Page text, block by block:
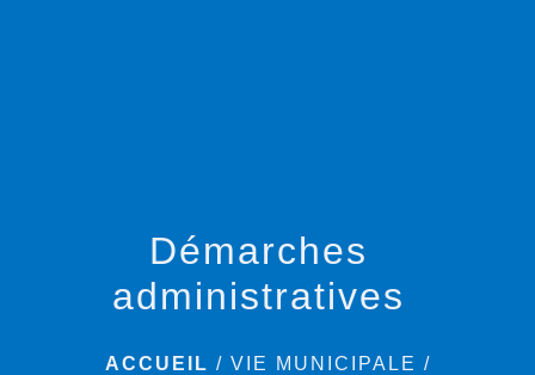
Démarches
administratives
ACCUEIL / VIE MUNICIPALE /